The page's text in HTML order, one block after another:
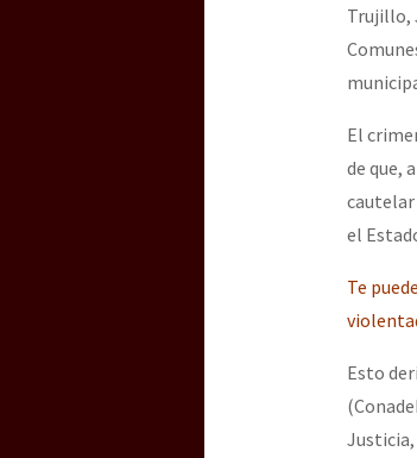
[25 abr
Trujillo,
El
de que,
cautelar
el
Te
Esto